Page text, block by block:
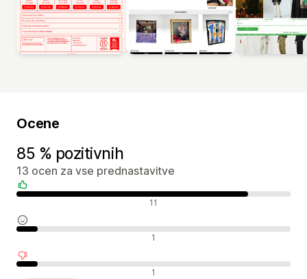
Ocene
85 % pozitivnih
13 ocen za vse prednastavitve
Pozitivne ocene 11
Nevtralne ocene 1
Negativne ocene 1